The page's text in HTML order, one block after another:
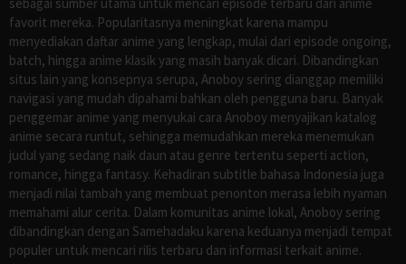
favorit mereka. Popularitasnya meningkat karena mampu
menyediakan daftar anime yang lengkap, mulai dari episode ongoing,
batch, hingga anime klasik yang masih banyak dicari. Dibandingkan
situs lain yang konsepnya serupa, Anoboy sering dianggap memiliki
navigasi yang mudah dipahami bahkan oleh pengguna baru. Banyak
penggemar anime yang menyukai cara Anoboy menyajikan katalog
anime secara runtut, sehingga memudahkan mereka menemukan
judul yang sedang naik daun atau genre tertentu seperti action,
romance, hingga fantasy. Kehadiran subtitle bahasa Indonesia juga
menjadi nilai tambah yang membuat penonton merasa lebih nyaman
memahami alur cerita. Dalam komunitas anime lokal, Anoboy sering
dibandingkan dengan Samehadaku karena keduanya menjadi tempat
populer untuk mencari rilis terbaru dan informasi terkait anime.